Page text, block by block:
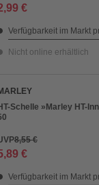
€
Verfügbarkeit im Markt
Nicht online erhältlich
Schelle »Marley HT-
8,55 €
€
Verfügbarkeit im Markt